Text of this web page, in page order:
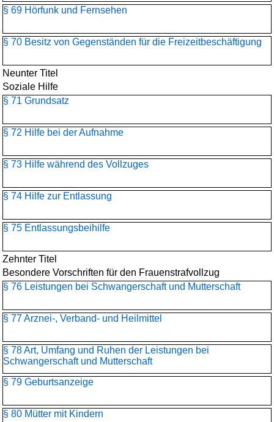
§ 69 Hörfunk und Fernsehen
§ 70 Besitz von Gegenständen für die Freizeitbeschäftigung
Neunter Titel
Soziale Hilfe
§ 71 Grundsatz
§ 72 Hilfe bei der Aufnahme
§ 73 Hilfe während des Vollzuges
§ 74 Hilfe zur Entlassung
§ 75 Entlassungsbeihilfe
Zehnter Titel
Besondere Vorschriften für den Frauenstrafvollzug
§ 76 Leistungen bei Schwangerschaft und Mutterschaft
§ 77 Arznei-, Verband- und Heilmittel
§ 78 Art, Umfang und Ruhen der Leistungen bei
Schwangerschaft und Mutterschaft
§ 79 Geburtsanzeige
§ 80 Mütter mit Kindern